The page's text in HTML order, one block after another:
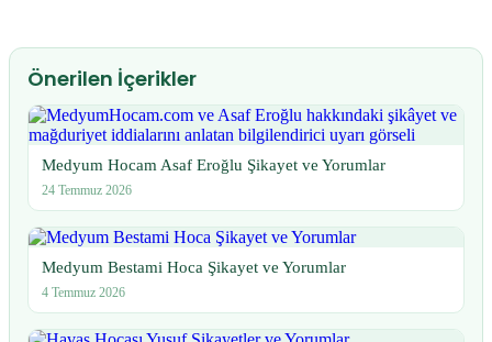
Önerilen İçerikler
Medyum Hocam Asaf Eroğlu Şikayet ve Yorumlar
24 Temmuz 2026
Medyum Bestami Hoca Şikayet ve Yorumlar
4 Temmuz 2026